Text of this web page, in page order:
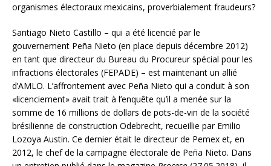
organismes électoraux mexicains, proverbialement fraudeurs?
Santiago Nieto Castillo – qui a été licencié par le
gouvernement Peña Nieto (en place depuis décembre 2012)
en tant que directeur du Bureau du Procureur spécial pour les
infractions électorales (FEPADE) – est maintenant un allié
d’AMLO. L’affrontement avec Peña Nieto qui a conduit à son
«licenciement» avait trait à l’enquête qu’il a menée sur la
somme de 16 millions de dollars de pots-de-vin de la société
brésilienne de construction Odebrecht, recueillie par Emilio
Lozoya Austin. Ce dernier était le directeur de Pemex et, en
2012, le chef de la campagne électorale de Peña Nieto. Dans